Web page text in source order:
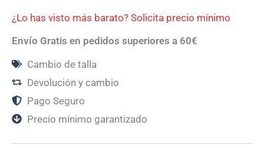
¿Lo has visto más barato? Solicita precio mínimo
Envío Gratis en pedidos superiores a 60€
Cambio de talla
Devolución y cambio
Pago Seguro
Precio mínimo garantizado